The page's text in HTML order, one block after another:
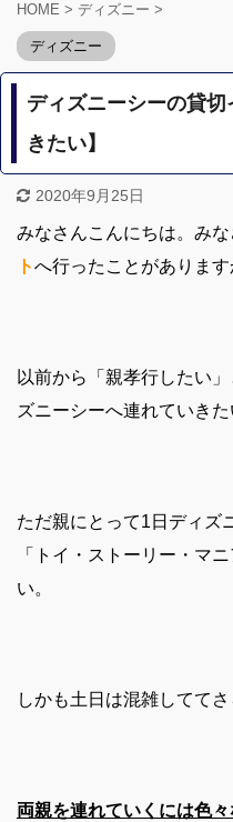
HOME > ディズニー >
ディズニー
ディズニーシーの貸
きたい】
2020年9月25日
みなさんこんにちは。みな
トへ行ったことがあります
以前から「親孝行したい
ズニーシーへ連れていきた
ただ親にとって1日ディズ
「トイ・ストーリー・マ
い。
しかも土日は混雑しててさ
両親を連れていくには色